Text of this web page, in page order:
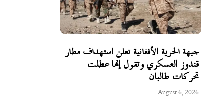
جبهة الحرية الأفغانية تعلن استهداف مطار
قندوز العسكري وتقول إنها عطلت
تحركات طالبان
August 6, 2026